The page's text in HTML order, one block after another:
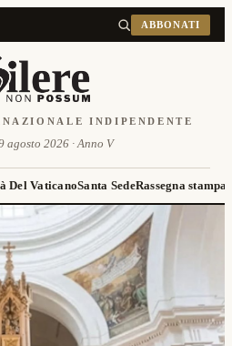
ABBONATI
INDIPENDENTE
agosto 2026 · Anno V
Del VaticanoSanta SedeRassegna stampa